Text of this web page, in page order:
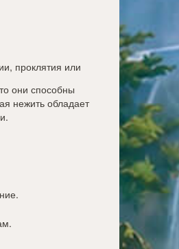
проклятия или
они способны
нежить обладает